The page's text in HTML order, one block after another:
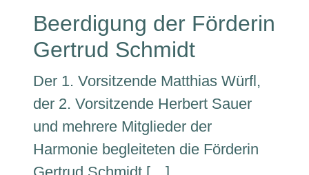
Beerdigung der Förderin
Gertrud Schmidt
Der 1. Vorsitzende Matthias Würfl,
der 2. Vorsitzende Herbert Sauer
und mehrere Mitglieder der
Harmonie begleiteten die Förderin